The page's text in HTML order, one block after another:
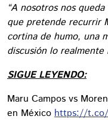
“A nosotros nos
que pretende recurrir
cortina de humo, una
discusión lo realmente
SIGUE LEYENDO:
Maru Campos vs
en México https://